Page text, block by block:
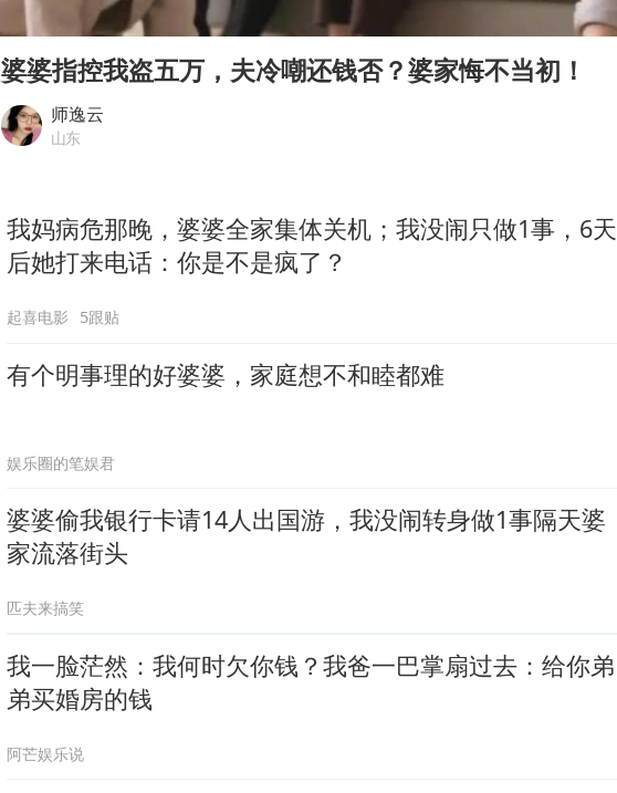
38岁演员求职万岁山NPC成功
日本试射“战斧”导弹，国防部回应
我国外贸延续良好增长态势
“新疆阿勒泰八月能滑雪”不实
Play
00:00
婆婆指控我盗五万，夫冷嘲还钱否？婆家悔不当初！
师逸云
山东
我妈病危那晚，婆婆全家集体关机；我没闹只做1事，6天
后她打来电话：你是不是疯了？
起喜电影 5跟贴
有个明事理的好婆婆，家庭想不和睦都难
娱乐圈的笔娱君
婆婆偷我银行卡请14人出国游，我没闹转身做1事隔天婆
家流落街头
匹夫来搞笑
我一脸茫然：我何时欠你钱？我爸一巴掌扇过去：给你弟
弟买婚房的钱
阿芒娱乐说